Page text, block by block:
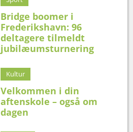
Bridge boomer i
Frederikshavn: 96
deltagere tilmeldt
jubilæumsturnering
Kultur
Velkommen i din
aftenskole – også om
dagen